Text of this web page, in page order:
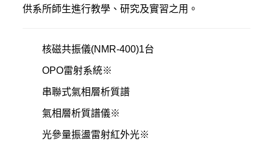
供系所師生進行教學、研究及實習之用。
核磁共振儀(NMR-400)1台
OPO雷射系統※
串聯式氣相層析質譜
氣相層析質譜儀※
光參量振盪雷射紅外光※